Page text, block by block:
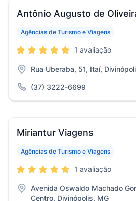
Antônio Augusto de
Agências de Turismo e Viagens
1 avaliação
Rua Uberaba, 51, Itaí,
(37) 3222-6699
Miriantur Viagens
Agências de Turismo e Viagens
1 avaliação
Avenida Oswaldo Machado
Centro, Divinópolis, MG